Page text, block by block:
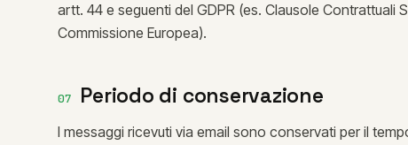
artt. 44 e seguenti del GDPR (es. Clausole Contrattuali
Commissione Europea).
07 Periodo di conservazione
I messaggi ricevuti via email sono conservati per il